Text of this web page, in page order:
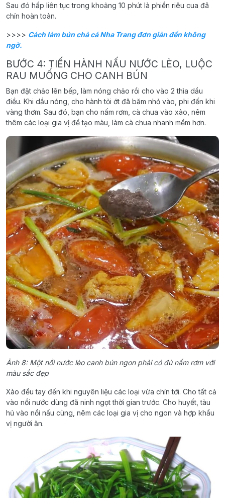
Sau đó hấp liên tục trong khoảng 10 phút là phiền riêu cua đã
chín hoàn toàn.
>>>> Cách làm bún chả cá Nha Trang đơn giản đến không
ngờ.
BƯỚC 4: TIẾN HÀNH NẤU NƯỚC LÈO, LUỘC
RAU MUỐNG CHO CANH BÚN
Bạn đặt chảo lên bếp, làm nóng chảo rồi cho vào 2 thìa dầu
điều. Khi dầu nóng, cho hành tỏi ớt đã băm nhỏ vào, phi đến khi
vàng thơm. Sau đó, bạn cho nấm rơm, cà chua vào xào, nêm
thêm các loại gia vị để tạo màu, làm cà chua nhanh mềm hơn.
Ảnh 8: Một nồi nước lèo canh bún ngon phải có đủ nấm rơm với
màu sắc đẹp
Xào đều tay đến khi nguyên liệu các loại vừa chín tới. Cho tất cả
vào nồi nước dùng đã ninh ngọt thời gian trước. Cho huyết, tàu
hủ vào nồi nấu cùng, nêm các loại gia vị cho ngon và hợp khẩu
vị người ăn.